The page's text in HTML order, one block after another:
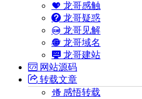
龙哥感触
龙哥疑惑
龙哥见解
龙哥域名
龙哥建站
网站源码
转载文章
感悟转载